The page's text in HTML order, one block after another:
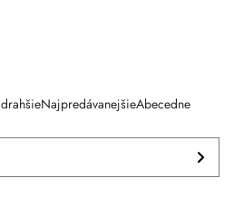
NajpredávanejšieAbecedne